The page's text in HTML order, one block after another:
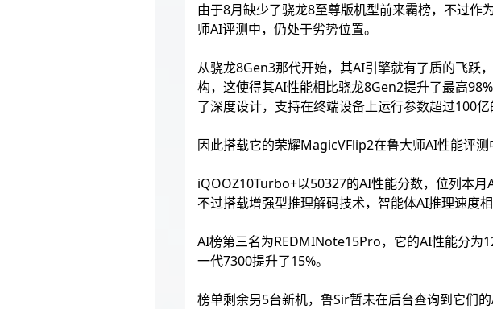
由于8月缺少了骁龙8至尊版机型前来霸榜，不过作
师AI评测中，仍处于劣势位置。
从骁龙8Gen3那代开始，其AI引擎就有了质的飞跃
构，这使得其AI性能相比骁龙8Gen2提升了最高
了深度设计，支持在终端设备上运行参数超过100
因此搭载它的荣耀MagicVFlip2在鲁大师AI性能评测
iQOOZ10Turbo+以50327的AI性能分数，位列本月
不过搭载增强型推理解码技术，智能体AI推理速度
AI榜第三名为REDMINote15Pro，它的AI性能分为
一代7300提升了15%。
榜单剩余另5台新机，鲁Sir暂未在后台查询到它们的